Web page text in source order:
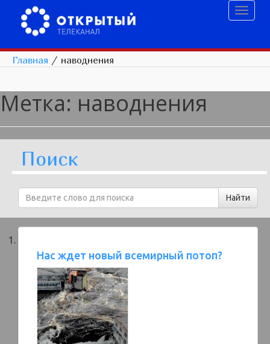
Главная / наводнения
Метка: наводнения
Поиск
Нас ждет новый всемирный потоп?